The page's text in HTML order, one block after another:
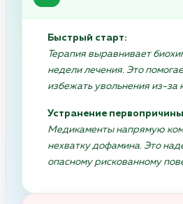
Быстрый старт:
Терапия выравнивает
недели лечения. Это
избежать увольнения из-за
Устранение
Медикаменты напрямую
нехватку дофамина. Это
опасному рискованному